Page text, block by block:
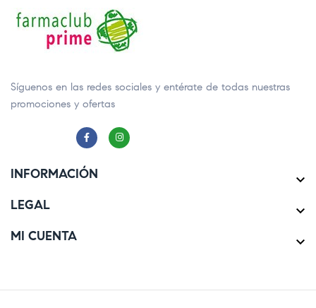
Síguenos en las redes sociales y entérate de todas nuestras
promociones y ofertas
INFORMACIÓN 
LEGAL 
MI CUENTA 